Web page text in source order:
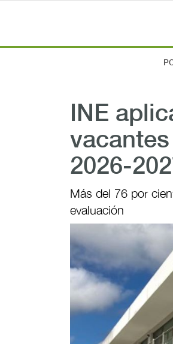
INE
2026-
Más del 76 por
evaluación